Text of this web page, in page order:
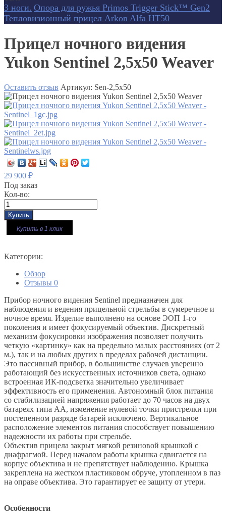
3 ноги. Опора для ружья Primos Trigger Stick™ Gen2
Тепловизионный прицел Arkon Alfa HT50
Прицел ночного видения
Yukon Sentinel 2,5x50 Weaver
Оставить отзыв Артикул: Sen-2,5x50
29 900 ₽
Под заказ
Кол-во:
Купить в 1 клик
Категории:
Обзор
Отзывы 0
Прибор ночного видения Sentinel предназначен для
наблюдения и ведения прицельной стрельбы в сумеречное и
ночное время. Изделие выполнено на основе ЭОП 1-го
поколения и имеет фокусируемый объектив. Дискретный
механизм фокусировки изображения позволяет получить
четкую «картинку» как на предельно малых расстояниях (от 2
м.), так и на любых других в пределах рабочей дистанции.
Это пассивный прибор, в большинстве случаев уверенно
работающий без искусственных источников света, однако
встроенная ИК-подсветка значительно увеличивает
эффективность его применения. Автономный блок питания
со стабилизацией напряжения работает до 70 часов на двух
батареях типа АА, изменение нулевой точки пристрелки при
постепенном разряде батарей исключено. Вертикальное
расположение элементов питания способствует повышению
надежности их работы при стрельбе.
Объектив прицела закрыт мягкой резиновой крышкой с
диафрагмой. Перед началом работы крышка сдвигается на
корпус объектива и не препятствует наблюдению. Крышка
закреплена на жестком пластиковом обруче, утопленном в паз
на оправе объектива. Это гарантирует ее защиту от утери.
Особенности